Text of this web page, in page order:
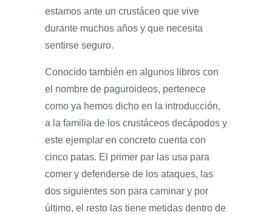
estamos ante un crustáceo que vive
durante muchos años y que necesita
sentirse seguro.
Conocido también en algunos libros con
el nombre de paguroideos, pertenece
como ya hemos dicho en la introducción,
a la familia de los crustáceos decápodos y
este ejemplar en concreto cuenta con
cinco patas. El primer par las usa para
comer y defenderse de los ataques, las
dos siguientes son para caminar y por
último, el resto las tiene metidas dentro de